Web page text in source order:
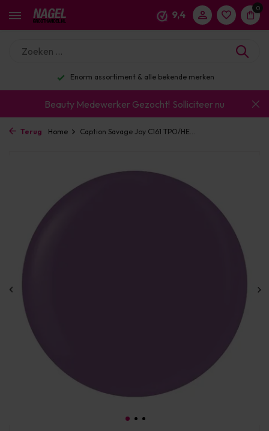
9,4
0
Enorm assortiment & alle bekende merken
Beauty Medewerker Gezocht! Solliciteer nu
Terug Home Caption Savage Joy C161 TPO/HE...